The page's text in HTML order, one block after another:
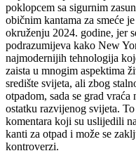
poklopcem sa sigurnim
običnim kantama za smeće
okruženju 2024. godine, jer
podrazumijeva kako New
najmodernijih tehnologija
zaista u mnogim aspektima
središte svijeta, ali zbog
otpadom, sada se grad
ostatku razvijenog svijeta.
komentara koji su uslijedili
kanti za otpad i može se
kontroverzi.